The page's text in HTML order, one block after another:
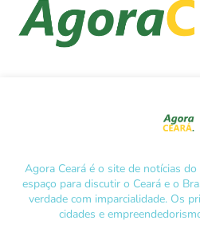
Agora Ceará é o site de notícias
espaço para discutir o Ceará e o
verdade com imparcialidade. Os
cidades e